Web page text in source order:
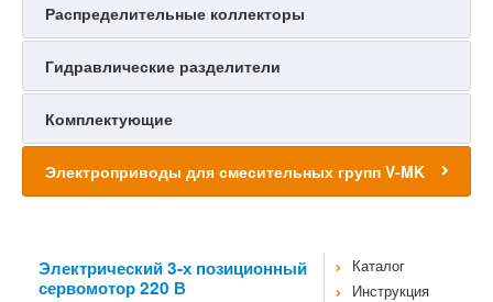
Распределительные коллекторы
Гидравлические разделители
Комплектующие
Электроприводы для смесительных групп V-MK
Электрический 3-х позиционный
сервомотор 220 В
Каталог
Инструкция